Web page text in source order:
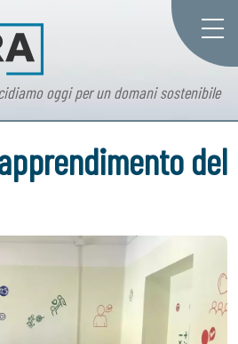
oggi per un domani sostenibile
del